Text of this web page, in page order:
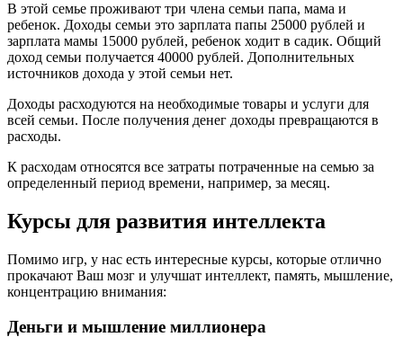
В этой семье проживают три члена семьи папа, мама и
ребенок. Доходы семьи это зарплата папы 25000 рублей и
зарплата мамы 15000 рублей, ребенок ходит в садик. Общий
доход семьи получается 40000 рублей. Дополнительных
источников дохода у этой семьи нет.
Доходы расходуются на необходимые товары и услуги для
всей семьи. После получения денег доходы превращаются в
расходы.
К расходам относятся все затраты потраченные на семью за
определенный период времени, например, за месяц.
Курсы для развития интеллекта
Помимо игр, у нас есть интересные курсы, которые отлично
прокачают Ваш мозг и улучшат интеллект, память, мышление,
концентрацию внимания:
Деньги и мышление миллионера